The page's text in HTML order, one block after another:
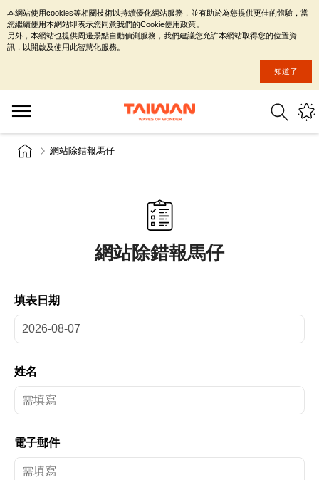
網站除錯報馬仔
網站除錯報馬仔
填表日期
姓名
電子郵件
本網站使用cookies等相關技術以持續優化網站服務，並有助於為您提供更佳的體驗，當
您繼續使用本網站即表示您同意我們的Cookie使用政策。
另外，本網站也提供周邊景點自動偵測服務，我們建議您允許本網站取得您的位置資
訊，以開啟及使用此智慧化服務。
知道了